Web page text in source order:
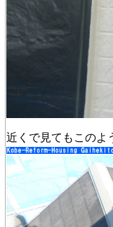
近くで見てもこのよ